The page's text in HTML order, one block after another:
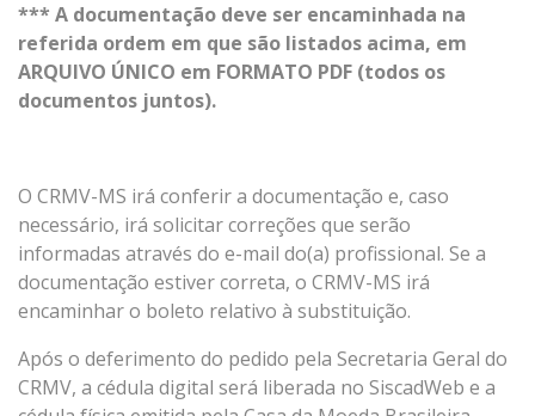
*** A documentação deve ser encaminhada na
referida ordem em que são listados acima, em
ARQUIVO ÚNICO em FORMATO PDF (todos os
documentos juntos).
O CRMV-MS irá conferir a documentação e, caso
necessário, irá solicitar correções que serão
informadas através do e-mail do(a) profissional. Se a
documentação estiver correta, o CRMV-MS irá
encaminhar o boleto relativo à substituição.
Após o deferimento do pedido pela Secretaria Geral do
CRMV, a cédula digital será liberada no SiscadWeb e a